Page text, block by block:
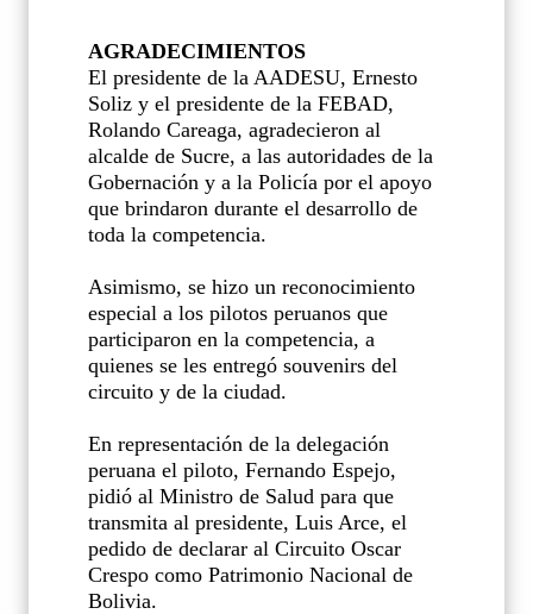
AGRADECIMIENTOS
El presidente de la AADESU, Ernesto
Soliz y el presidente de la FEBAD,
Rolando Careaga, agradecieron al
alcalde de Sucre, a las autoridades de la
Gobernación y a la Policía por el apoyo
que brindaron durante el desarrollo de
toda la competencia.
Asimismo, se hizo un reconocimiento
especial a los pilotos peruanos que
participaron en la competencia, a
quienes se les entregó souvenirs del
circuito y de la ciudad.
En representación de la delegación
peruana el piloto, Fernando Espejo,
pidió al Ministro de Salud para que
transmita al presidente, Luis Arce, el
pedido de declarar al Circuito Oscar
Crespo como Patrimonio Nacional de
Bolivia.